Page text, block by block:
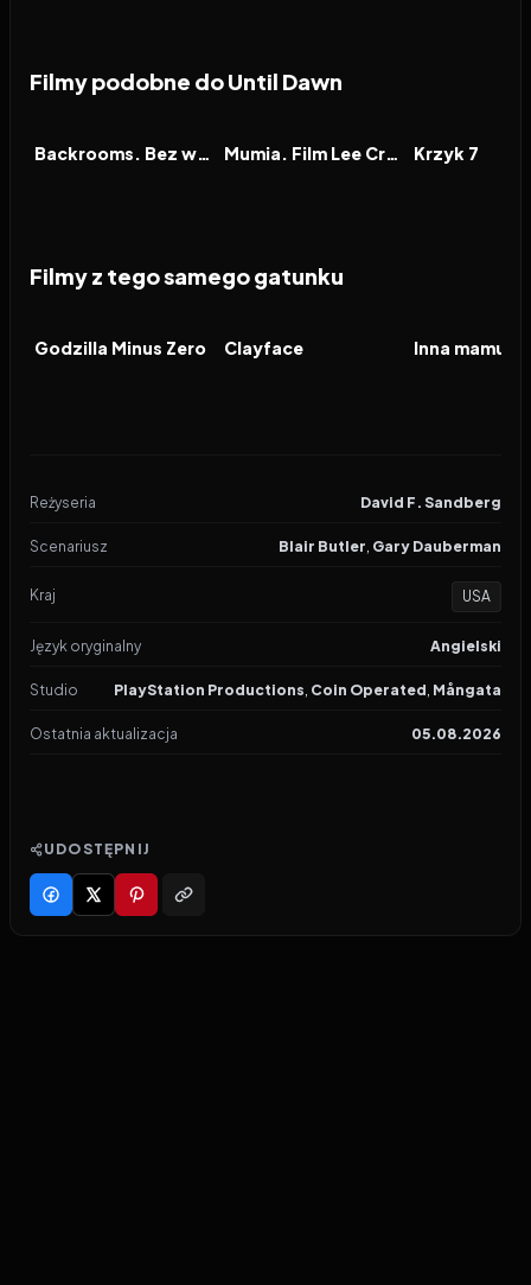
Filmy podobne do Until Dawn
FILM Backrooms. Bez wyjścia FILM Mumia. Film Lee Cronina FILM
Krzyk 7
Filmy z tego samego gatunku
FILM
Godzilla Minus Zero FILM
Clayface FILM
Inna mamusia
Reżyseria David F. Sandberg
Scenariusz Blair Butler, Gary Dauberman
Kraj USA
Język oryginalny Angielski
Studio PlayStation Productions, Coin Operated, Mångata
Ostatnia aktualizacja 05.08.2026
UDOSTĘPNIJ